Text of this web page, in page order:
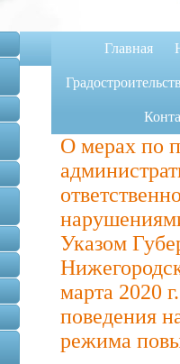
Главная
О мерах по
Указом
марта 2020
поведения
режима